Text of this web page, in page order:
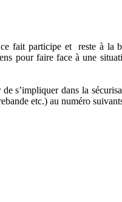
fait participe et reste à la
pour faire face à une
s’impliquer dans la
etc.) au numéro